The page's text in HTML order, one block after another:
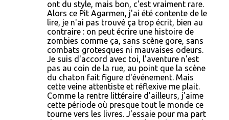
ont du style, mais bon, c'est vraiment rare.
Alors ce Pit Agarmen, j'ai été contente de le
lire, je n'ai pas trouvé ça trop écrit, bien au
contraire : on peut écrire une histoire de
zombies comme ça, sans scène gore, sans
combats grotesques ni mauvaises odeurs.
Je suis d'accord avec toi, l'aventure n'est
pas au coin de la rue, au point que la scène
du chaton fait figure d'événement. Mais
cette veine attentiste et réflexive me plait.
Comme la rentre littéraire d'ailleurs, j'aime
cette période où presque tout le monde ce
tourne vers les livres. J'essaie pour ma part